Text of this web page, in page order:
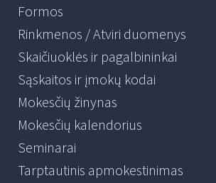
Formos
Rinkmenos / Atviri duomenys
Skaičiuoklės ir pagalbininkai
Sąskaitos ir įmokų kodai
Mokesčių žinynas
Mokesčių kalendorius
Seminarai
Tarptautinis apmokestinimas